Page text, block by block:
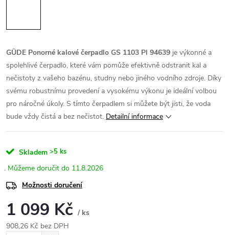
GÜDE Ponorné kalové čerpadlo GS 1103 Pl 94639 je výkonné a
spolehlivé čerpadlo, které vám pomůže efektivně odstranit kal a
nečistoty z vašeho bazénu, studny nebo jiného vodního zdroje. Díky
svému robustnímu provedení a vysokému výkonu je ideální volbou
pro náročné úkoly. S tímto čerpadlem si můžete být jisti, že voda
bude vždy čistá a bez nečistot. Detailní informace
Skladem >5 ks
11.8.2026
Možnosti doručení
1 099 Kč / ks
908,26 Kč bez DPH